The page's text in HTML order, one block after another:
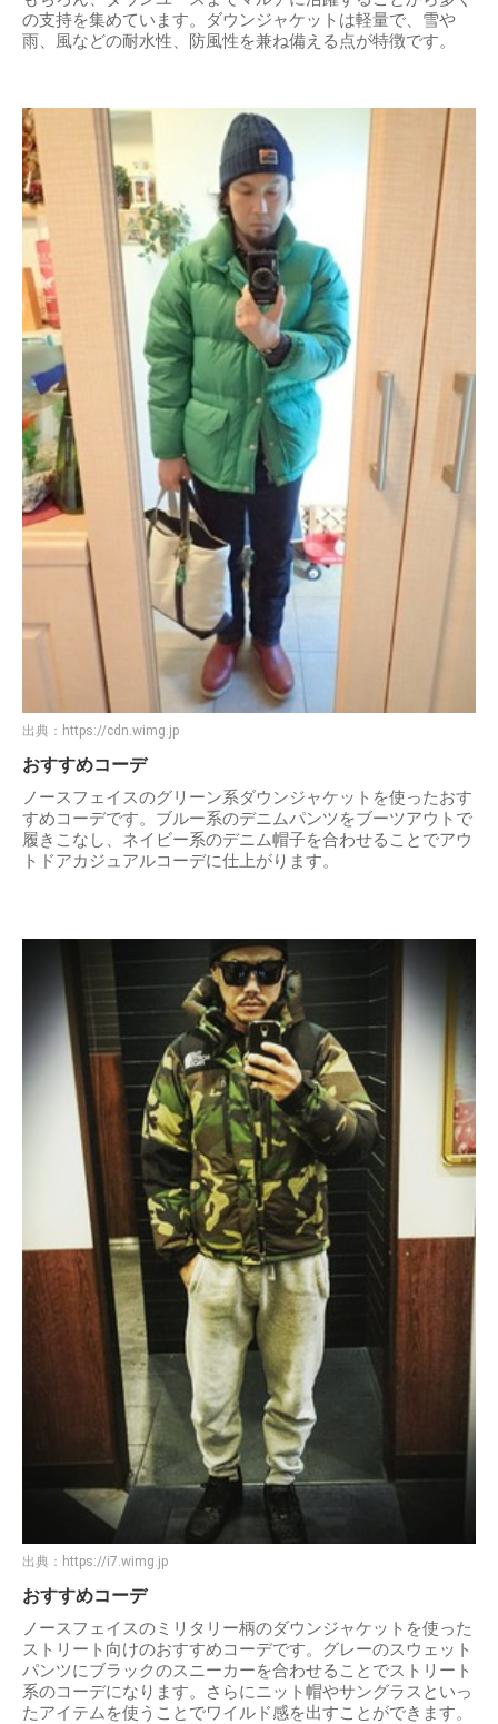
の支持を集めています。ダウンジャケットは軽量で、雪や
雨、風などの耐水性、防風性を兼ね備える点が特徴です。
出典： https://cdn.wimg.jp
おすすめコーデ
ノースフェイスのグリーン系ダウンジャケットを使ったおす
すめコーデです。ブルー系のデニムパンツをブーツアウトで
履きこなし、ネイビー系のデニム帽子を合わせることでアウ
トドアカジュアルコーデに仕上がります。
出典： https://i7.wimg.jp
おすすめコーデ
ノースフェイスのミリタリー柄のダウンジャケットを使った
ストリート向けのおすすめコーデです。グレーのスウェット
パンツにブラックのスニーカーを合わせることでストリート
系のコーデになります。さらにニット帽やサングラスといっ
たアイテムを使うことでワイルド感を出すことができます。